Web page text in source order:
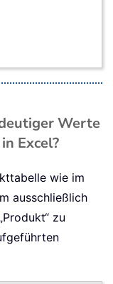
Werte
Excel?
wie im
ausschließlich
zu